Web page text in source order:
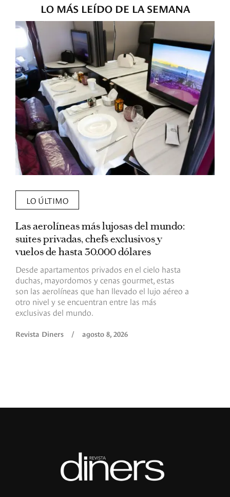
LO MÁS LEÍDO DE LA SEMANA
LO ÚLTIMO
Las aerolíneas más lujosas del mundo:
suites privadas, chefs exclusivos y
vuelos de hasta 30.000 dólares
Desde apartamentos privados en el cielo hasta
duchas, mayordomos y cenas gourmet, estas
son las aerolíneas que han llevado el lujo aéreo a
otro nivel y se encuentran entre las más
exclusivas del mundo.
Revista Diners / agosto 8, 2026